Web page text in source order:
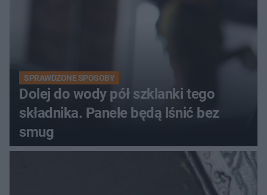
SPRAWDZONE SPOSOBY
Dolej do wody pół szklanki tego
składnika. Panele będą lśnić bez
smug